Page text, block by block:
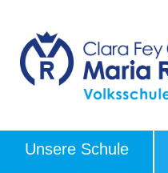
Unsere Schule